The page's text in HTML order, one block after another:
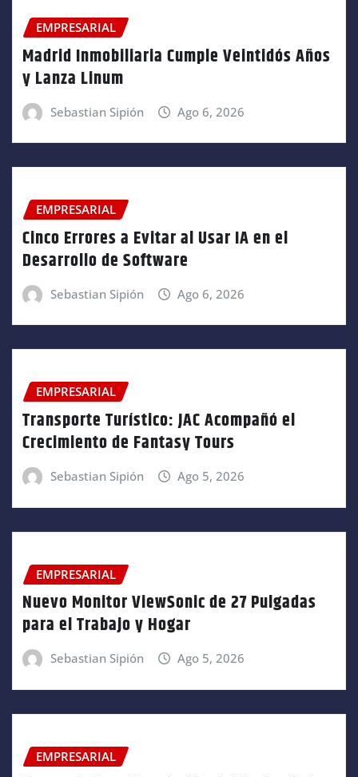
EMPRESARIAL
Madrid Inmobiliaria Cumple Veintidós Años
y Lanza Linum
Sebastian Sipión Ago 6, 2026
EMPRESARIAL
Cinco Errores a Evitar al Usar IA en el
Desarrollo de Software
Sebastian Sipión Ago 6, 2026
EMPRESARIAL
Transporte Turístico: JAC Acompañó el
Crecimiento de Fantasy Tours
Sebastian Sipión Ago 5, 2026
EMPRESARIAL
Nuevo Monitor ViewSonic de 27 Pulgadas
para el Trabajo y Hogar
Sebastian Sipión Ago 5, 2026
EMPRESARIAL